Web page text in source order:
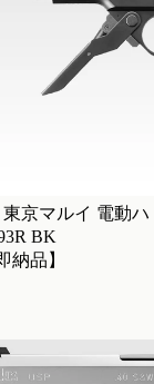
京マルイ 電動ハ
BK
納品】